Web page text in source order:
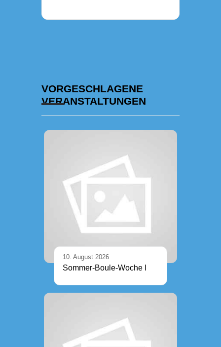
VORGESCHLAGENE
VERANSTALTUNGEN
10. August 2026
Sommer-Boule-Woche I